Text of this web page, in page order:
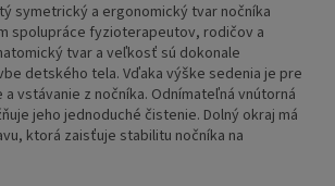
symetrický a ergonomický tvar nočníka
spolupráce fyzioterapeutov, rodičov a
tvar a veľkosť sú dokonale
detského tela. Vďaka výške sedenia je pre
vstávanie z nočníka. Odnímateľná vnútorná
jeho jednoduché čistenie. Dolný okraj má
ktorá zaisťuje stabilitu nočníka na